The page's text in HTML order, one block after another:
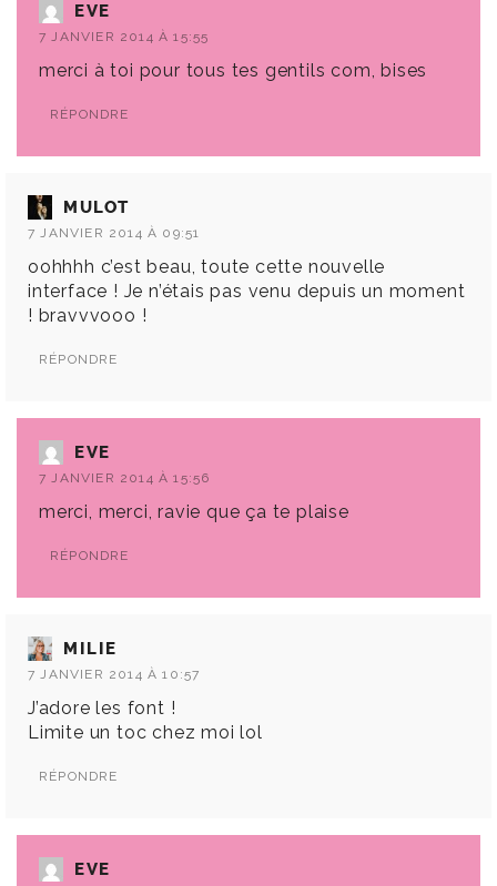
EVE
7 JANVIER 2014 À 15:55
merci à toi pour tous tes gentils com, bises
RÉPONDRE
MULOT
7 JANVIER 2014 À 09:51
oohhhh c’est beau, toute cette nouvelle
interface ! Je n’étais pas venu depuis un moment
! bravvvooo !
RÉPONDRE
EVE
7 JANVIER 2014 À 15:56
merci, merci, ravie que ça te plaise
RÉPONDRE
MILIE
7 JANVIER 2014 À 10:57
J’adore les font !
Limite un toc chez moi lol
RÉPONDRE
EVE